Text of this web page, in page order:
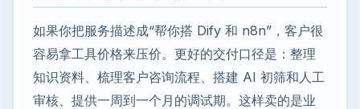
如果你把服务描述成“帮你搭 Dify 和 n8n”，客户很
容易拿工具价格来压价。更好的交付口径是：整理
知识资料、梳理客户咨询流程、搭建 AI 初筛和人工
审核、提供一周到一个月的调试期。这样卖的是业